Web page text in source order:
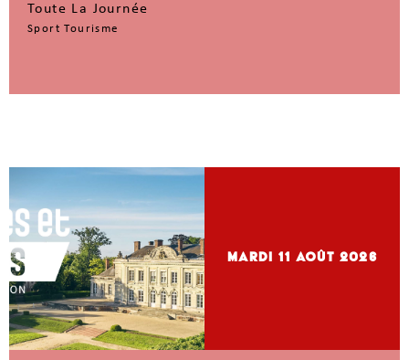
Toute La Journée
Sport Tourisme
mardi 11 Août 2026